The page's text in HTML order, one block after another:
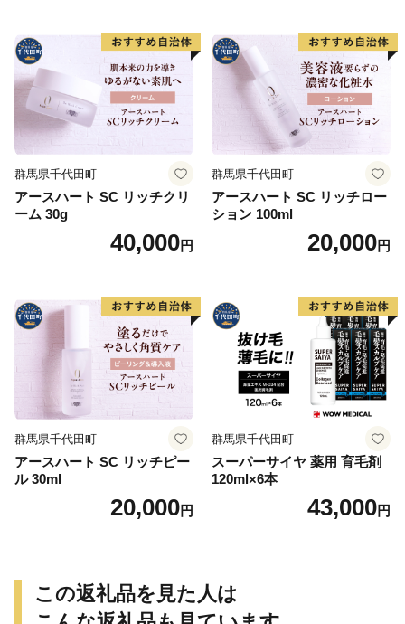
群馬県千代田町
アースハート SC リッチクリ
ーム 30g
40,000円
群馬県千代田町
アースハート SC リッチロー
ション 100ml
20,000円
群馬県千代田町
アースハート SC リッチピー
ル 30ml
20,000円
群馬県千代田町
スーパーサイヤ 薬用 育毛剤
120ml×6本
43,000円
この返礼品を見た人は